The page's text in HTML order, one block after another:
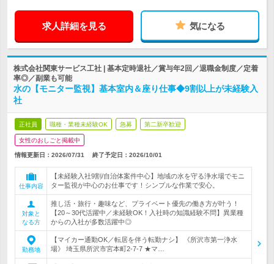
求人詳細を見る 気になる
株式会社関東サービス工社 | 基本定時退社／賞与年2回／退職金制度／定着
率◎／副業も可能
水の【モニター監視】基本室内＆座り仕事◆9割以上が未経験入
社
正社員 職種・業種未経験OK 急募 第二新卒歓迎
女性のおしごと掲載中
情報更新日：2026/07/31 終了予定日： 2026/10/01
仕事内容
【未経験入社9割/自治体案件中心】地域の水を守る浄水場でモニ
ター監視が中心のお仕事です！シンプルな作業で安心。
対象と
なる方
推し活・旅行・趣味など、プライベート優先の働き方が叶う！
【20～30代活躍中／未経験OK！入社時の知識経験不問】異業種
からの入社が多数活躍中◎
勤務地
【マイカー通勤OK／転居を伴う転勤ナシ】 《所沢市第一浄水
場》 埼玉県所沢市宮本町2-7-7 ★マ…